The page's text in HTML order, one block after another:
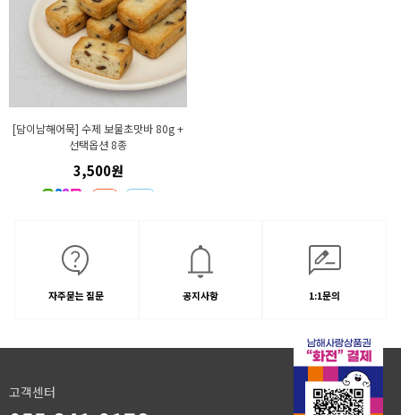
[담이남해어묵] 수제 보물초맛바 80g +
선택옵션 8종
3,500원
자주묻는 질문 공지사항 1:1문의
고객센터